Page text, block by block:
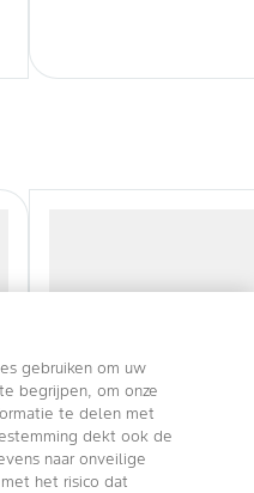
gebruiken om uw
begrijpen, om onze
te delen met
dekt ook de
naar onveilige
het risico dat